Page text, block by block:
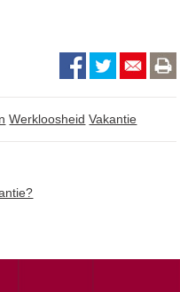
Werkloosheid Vakantie